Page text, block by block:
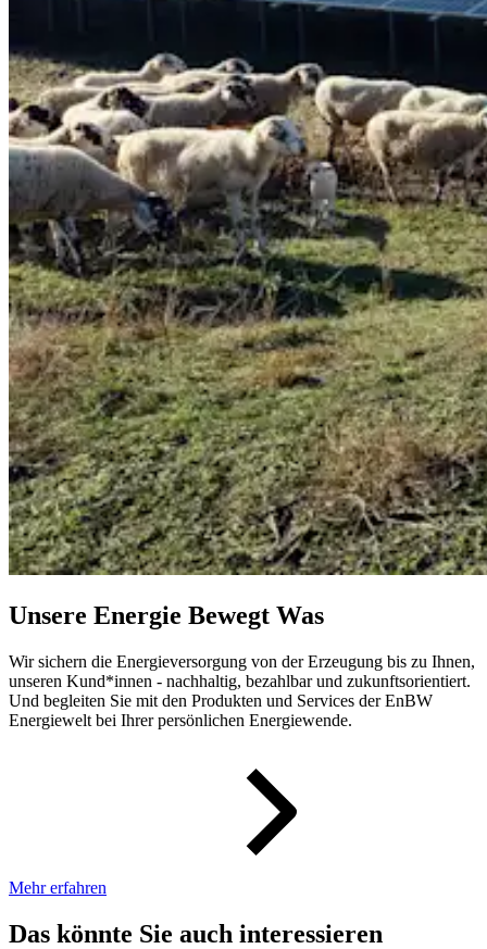
Unsere Energie Bewegt Was
Wir sichern die Energieversorgung von der Erzeugung bis zu Ihnen,
unseren Kund*innen - nachhaltig, bezahlbar und zukunftsorientiert.
Und begleiten Sie mit den Produkten und Services der EnBW
Energiewelt bei Ihrer persönlichen Energiewende.
Mehr erfahren
Das könnte Sie auch interessieren